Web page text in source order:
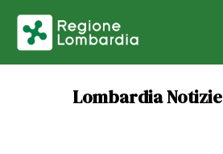
Lombardia Notizie